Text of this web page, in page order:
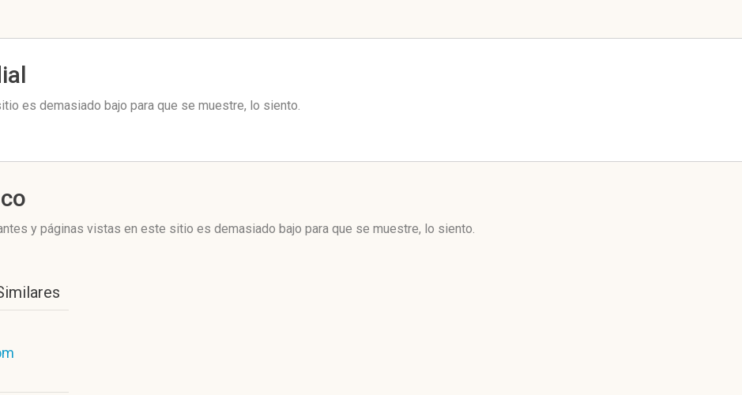
es demasiado bajo para que se muestre, lo siento.
y páginas vistas en este sitio es demasiado bajo para que se muestre, lo siento.